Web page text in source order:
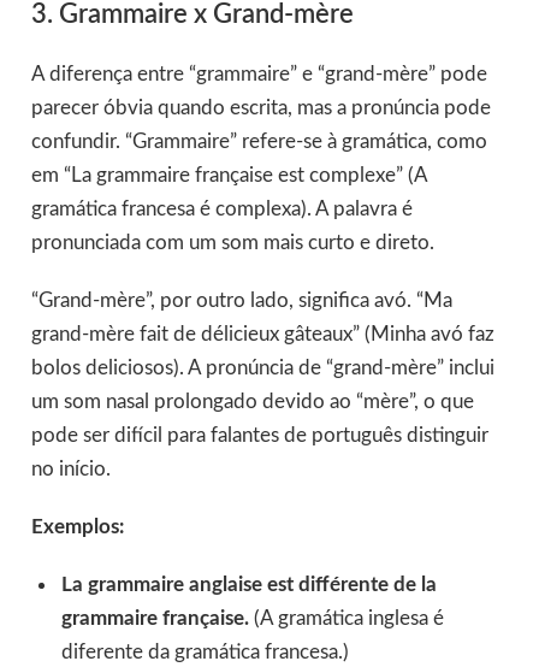
3. Grammaire x Grand-mère
A diferença entre “grammaire” e “grand-mère” pode
parecer óbvia quando escrita, mas a pronúncia pode
confundir. “Grammaire” refere-se à gramática, como
em “La grammaire française est complexe” (A
gramática francesa é complexa). A palavra é
pronunciada com um som mais curto e direto.
“Grand-mère”, por outro lado, significa avó. “Ma
grand-mère fait de délicieux gâteaux” (Minha avó faz
bolos deliciosos). A pronúncia de “grand-mère” inclui
um som nasal prolongado devido ao “mère”, o que
pode ser difícil para falantes de português distinguir
no início.
Exemplos:
La grammaire anglaise est différente de la
grammaire française.(A gramática inglesa é
diferente da gramática francesa.)